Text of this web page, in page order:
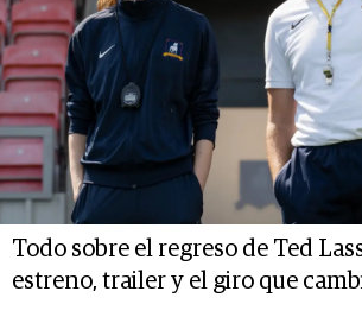
Todo sobre el regreso de Ted
estreno, trailer y el giro que